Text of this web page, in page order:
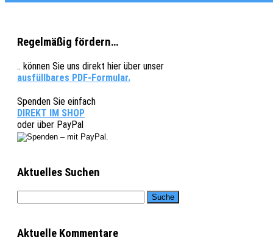
Regelmäßig fördern…
.. können Sie uns direkt hier über unser
ausfüllbares PDF-Formular.
Spenden Sie einfach
DIREKT IM SHOP
oder über PayPal
Aktuelles Suchen
Aktuelle Kommentare